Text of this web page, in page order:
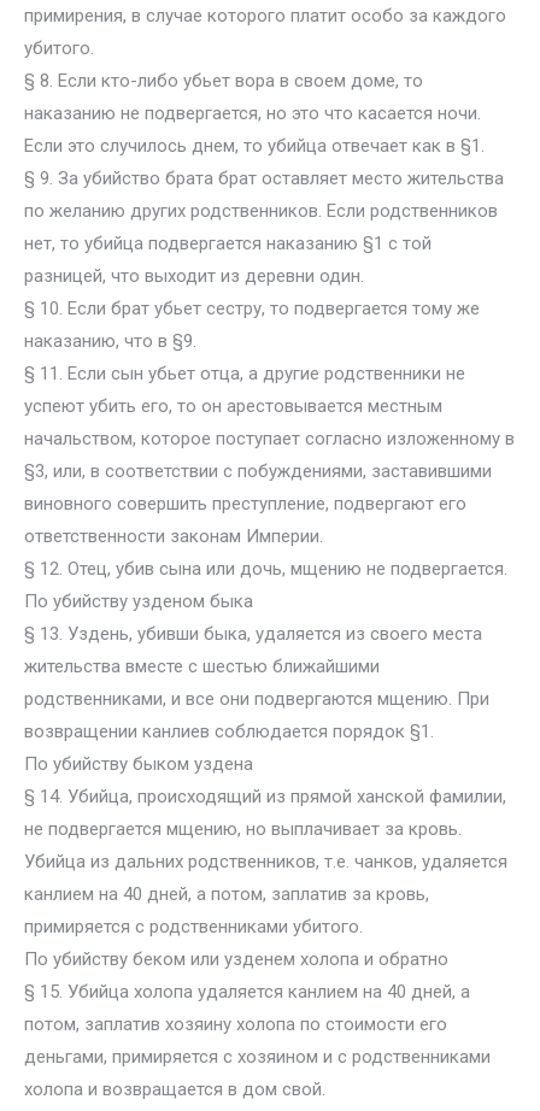
примирения, в случае которого платит особо за каждого
убитого.
§ 8. Если кто-либо убьет вора в своем доме, то
наказанию не подвергается, но это что касается ночи.
Если это случилось днем, то убийца отвечает как в §1.
§ 9. За убийство брата брат оставляет место жительства
по желанию других родственников. Если родственников
нет, то убийца подвергается наказанию §1 с той
разницей, что выходит из деревни один.
§ 10. Если брат убьет сестру, то подвергается тому же
наказанию, что в §9.
§ 11. Если сын убьет отца, а другие родственники не
успеют убить его, то он арестовывается местным
начальством, которое поступает согласно изложенному в
§3, или, в соответствии с побуждениями, заставившими
виновного совершить преступление, подвергают его
ответственности законам Империи.
§ 12. Отец, убив сына или дочь, мщению не подвергается.
По убийству узденом быка
§ 13. Уздень, убивши быка, удаляется из своего места
жительства вместе с шестью ближайшими
родственниками, и все они подвергаются мщению. При
возвращении канлиев соблюдается порядок §1.
По убийству быком уздена
§ 14. Убийца, происходящий из прямой ханской фамилии,
не подвергается мщению, но выплачивает за кровь.
Убийца из дальних родственников, т.е. чанков, удаляется
канлием на 40 дней, а потом, заплатив за кровь,
примиряется с родственниками убитого.
По убийству беком или узденем холопа и обратно
§ 15. Убийца холопа удаляется канлием на 40 дней, а
потом, заплатив хозяину холопа по стоимости его
деньгами, примиряется с хозяином и с родственниками
холопа и возвращается в дом свой.